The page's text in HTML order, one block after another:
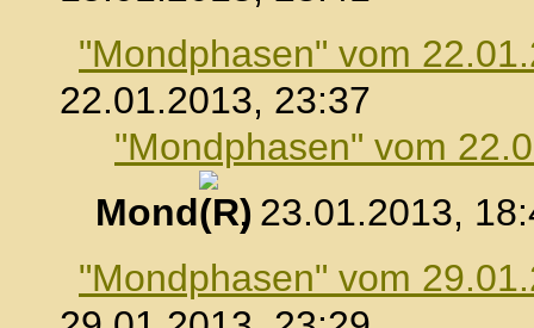
"Mondphasen" vom
22.01.2013, 23:37
"Mondphasen" vom
Mond
, 23.01.2013,
"Mondphasen" vom